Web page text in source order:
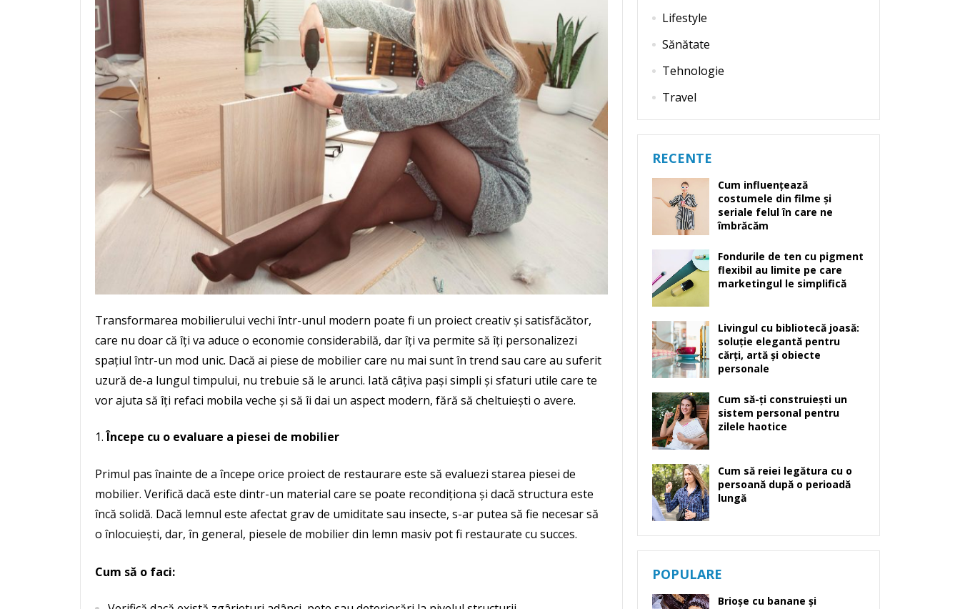
Transformarea mobilierului vechi într-unul modern poate fi un proiect creativ și satisfăcător,
care nu doar că îți va aduce o economie considerabilă, dar îți va permite să îți personalizezi
spațiul într-un mod unic. Dacă ai piese de mobilier care nu mai sunt în trend sau care au suferit
uzură de-a lungul timpului, nu trebuie să le arunci. Iată câțiva pași simpli și sfaturi utile care te
vor ajuta să îți refaci mobila veche și să îi dai un aspect modern, fără să cheltuiești o avere.
Începe cu o evaluare a piesei de mobilier
Primul pas înainte de a începe orice proiect de restaurare este să evaluezi starea piesei de
mobilier. Verifică dacă este dintr-un material care se poate recondiționa și dacă structura este
încă solidă. Dacă lemnul este afectat grav de umiditate sau insecte, s-ar putea să fie necesar să
o înlocuiești, dar, în general, piesele de mobilier din lemn masiv pot fi restaurate cu succes.
Cum să o faci:
Lifestyle
Sănătate
Tehnologie
Travel
RECENTE
Cum influențează
costumele din filme și
seriale felul în care ne
îmbrăcăm
Fondurile de ten cu pigment
flexibil au limite pe care
marketingul le simplifică
Livingul cu bibliotecă joasă:
soluție elegantă pentru
cărți, artă și obiecte
personale
Cum să-ți construiești un
sistem personal pentru
zilele haotice
Cum să reiei legătura cu o
persoană după o perioadă
lungă
POPULARE
Brioșe cu banane și